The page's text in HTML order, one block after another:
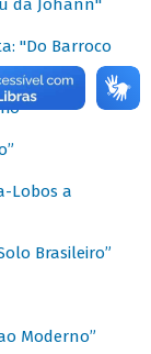
da Johann"
"Do Barroco
Lobos a
Brasileiro”
Moderno”